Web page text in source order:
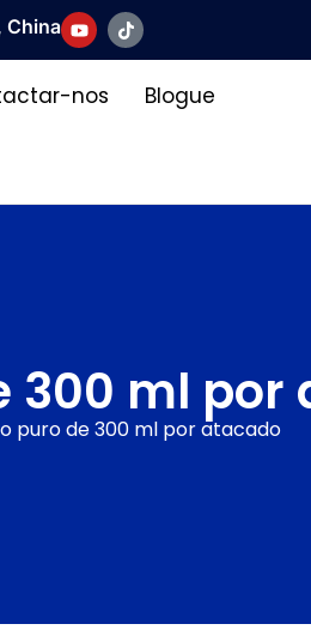
China
nos Blogue
300 ml por
puro de 300 ml por atacado